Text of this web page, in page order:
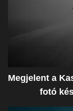
Megjelent a
fotó